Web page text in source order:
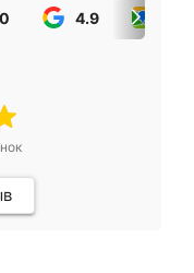
4.9